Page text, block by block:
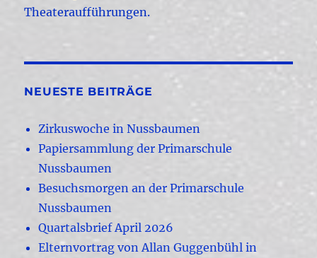
Theateraufführungen.
NEUESTE BEITRÄGE
Zirkuswoche in Nussbaumen
Papiersammlung der Primarschule
Nussbaumen
Besuchsmorgen an der Primarschule
Nussbaumen
Quartalsbrief April 2026
Elternvortrag von Allan Guggenbühl in